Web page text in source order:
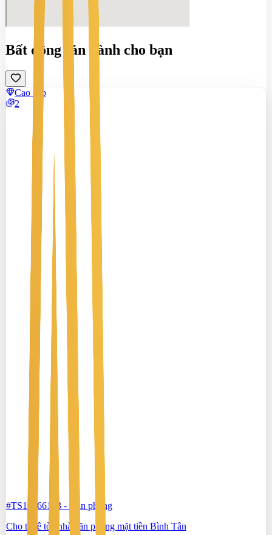
Bất động sản dành cho bạn
Cao cấp
2
#TS19366183 -
Văn phòng
Cho thuê tòa nhà văn phòng mặt tiền Bình Tân